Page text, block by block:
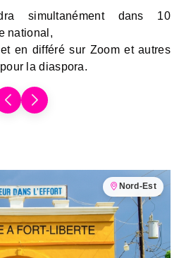
simultanément dans 10
national,
en différé sur Zoom et autres
la diaspora.
Nord-Est